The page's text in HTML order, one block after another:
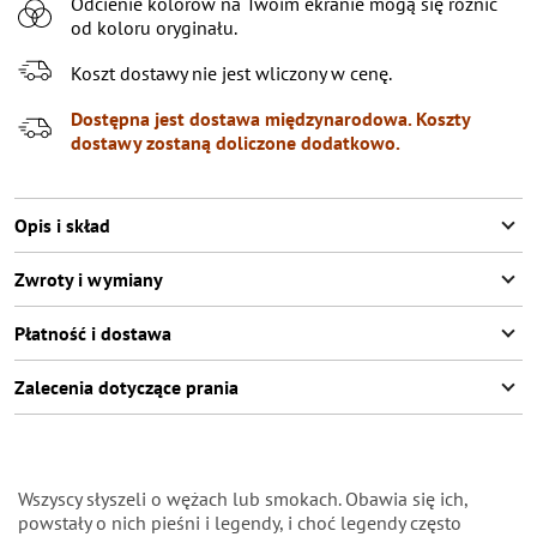
S\M Poinformuj o dostępności
od koloru oryginału.
Koszt dostawy nie jest wliczony w cenę.
Dostępna jest dostawa międzynarodowa. Koszty
dostawy zostaną doliczone dodatkowo.
Opis i skład
Zwroty i wymiany
Płatność i dostawa
Zalecenia dotyczące prania
Wszyscy słyszeli o wężach lub smokach. Obawia się ich,
powstały o nich pieśni i legendy, i choć legendy często